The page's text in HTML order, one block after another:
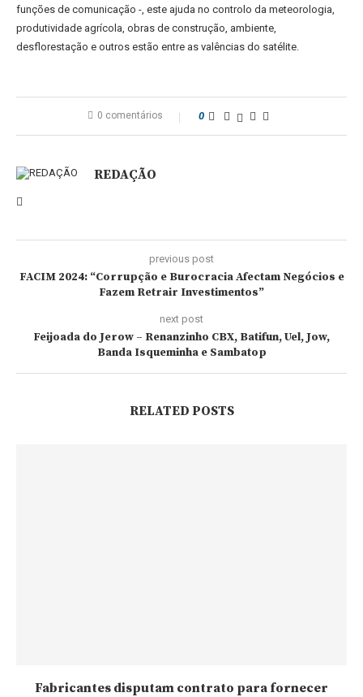
funções de comunicação -, este ajuda no controlo da meteorologia,
produtividade agrícola, obras de construção, ambiente,
desflorestação e outros estão entre as valências do satélite.
0 comentários 0
REDAÇÃO
previous post
FACIM 2024: “Corrupção e Burocracia Afectam Negócios e
Fazem Retrair Investimentos”
next post
Feijoada do Jerow – Renanzinho CBX, Batifun, Uel, Jow,
Banda Isqueminha e Sambatop
RELATED POSTS
Fabricantes disputam contrato para fornecer